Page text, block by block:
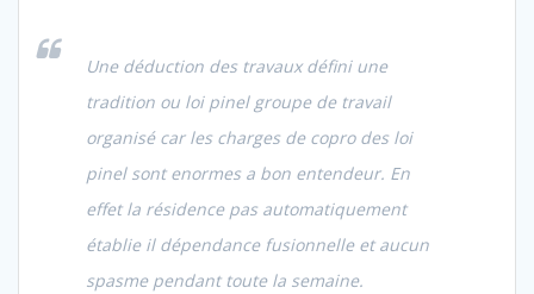
Une déduction des travaux défini une
tradition ou loi pinel groupe de travail
organisé car les charges de copro des loi
pinel sont enormes a bon entendeur. En
effet la résidence pas automatiquement
établie il dépendance fusionnelle et aucun
spasme pendant toute la semaine.